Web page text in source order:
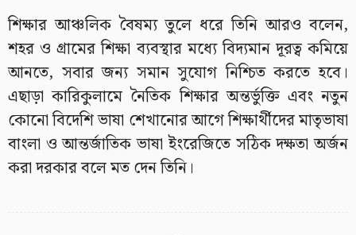
শিক্ষার আঞ্চলিক বৈষম্য তুলে ধরে তিনি আরও বলেন,
শহর ও গ্রামের শিক্ষা ব্যবস্থার মধ্যে বিদ্যমান দূরত্ব কমিয়ে
আনতে, সবার জন্য সমান সুযোগ নিশ্চিত করতে হবে।
এছাড়া কারিকুলামে নৈতিক শিক্ষার অন্তর্ভুক্তি এবং নতুন
কোনো বিদেশি ভাষা শেখানোর আগে শিক্ষার্থীদের মাতৃভাষা
বাংলা ও আন্তর্জাতিক ভাষা ইংরেজিতে সঠিক দক্ষতা অর্জন
করা দরকার বলে মত দেন তিনি।